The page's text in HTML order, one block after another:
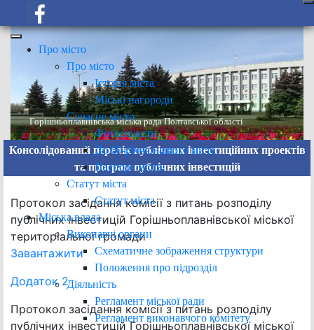
Про місто
Про місто
Історія міста
Міські нагороди
Сучасне місто
Фотосюжети
До 60-річчя нашого міста
Паспорт міста
Статут міста
Статут міста
Міська влада
Виконавчі органи
Схематичне зображення структури
Положення про підрозділ
Діяльність
Регламент міської ради
Регламент виконавчого комітету
Горішньоплавнівська міська рада Полтавської області
Консолідований перелік публічних інвестиційних проектів
та програм публічних інвестицій
Протокол засідання комісії з питань розподілу
публічних інвестицій Горішньоплавнівської міської
територіальної громади
Завантажити
Додаток 2
Протокол засідання комісії з питань розподілу
публічних інвестицій Горішньоплавнівської міської